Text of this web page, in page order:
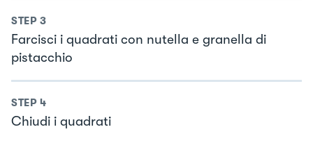
STEP 3
Farcisci i quadrati con nutella e granella di
pistacchio
STEP 4
Chiudi i quadrati